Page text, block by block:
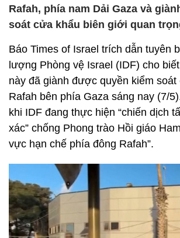
Rafah, phía nam Dải Gaza và
soát cửa khẩu biên giới quan
Báo Times of Israel trích dẫn tuyên
lượng Phòng vệ Israel (IDF) cho
này đã giành được quyền kiểm soát
Rafah bên phía Gaza sáng nay (7/
khi IDF đang thực hiện “chiến dịch
xác” chống Phong trào Hồi giáo
vực hạn chế phía đông Rafah”.